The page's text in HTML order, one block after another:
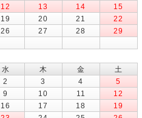
12 13 14
15
19 20 21
22
26 27 28
29
水 木 金
土
2 3 4
5
9 10 11
12
16 17 18
19